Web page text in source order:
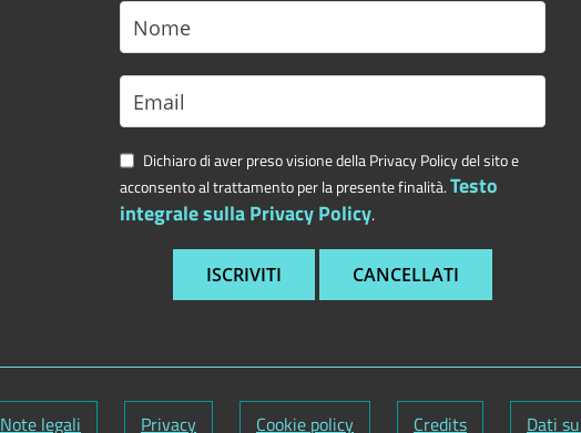
Dichiaro di aver preso visione della Privacy Policy del sito e
acconsento al trattamento per la presente finalità.Testo
integrale sulla Privacy Policy.
Note legali Privacy Cookie policy Credits Dati